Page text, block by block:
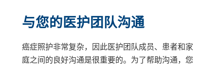
与您的医护团队沟通
癌症照护非常复杂，因此医护团队成员、患者和家
庭之间的良好沟通是很重要的。为了帮助沟通，您